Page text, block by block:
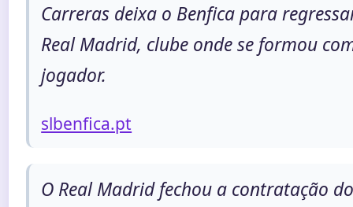
Carreras deixa o Benfica para
Real Madrid, clube onde se formou
jogador.
slbenfica.pt
O Real Madrid fechou a contratação